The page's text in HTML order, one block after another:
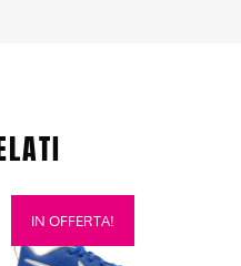
IN OFFERTA!
Questo
prodotto
ha